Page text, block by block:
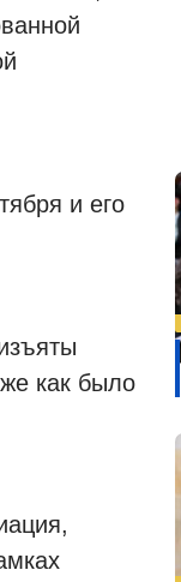
и его
как было